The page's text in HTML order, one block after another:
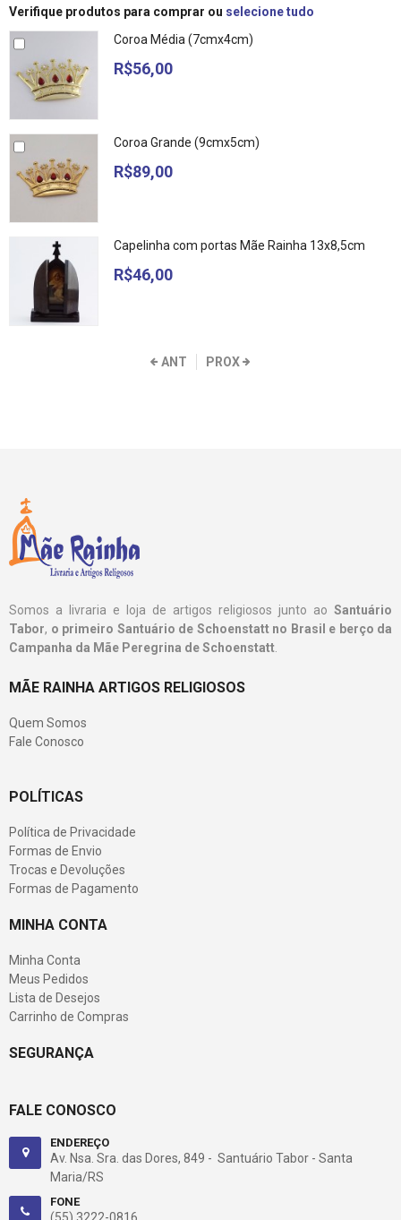
Verifique produtos para comprar ou selecione tudo
Coroa Média (7cmx4cm)
R$56,00
Coroa Grande (9cmx5cm)
R$89,00
Capelinha com portas Mãe Rainha 13x8,5cm
R$46,00
ANT PROX
Somos a livraria e loja de artigos religiosos junto ao Santuário
Tabor, o primeiro Santuário de Schoenstatt no Brasil e berço da
Campanha da Mãe Peregrina de Schoenstatt
MÃE RAINHA ARTIGOS RELIGIOSOS
Quem Somos
Fale Conosco
POLÍTICAS
Política de Privacidade
Formas de Envio
Trocas e Devoluções
Formas de Pagamento
MINHA CONTA
Minha Conta
Meus Pedidos
Lista de Desejos
Carrinho de Compras
SEGURANÇA
FALE CONOSCO
ENDEREÇO
Av. Nsa. Sra. das Dores, 849 - Santuário Tabor - Santa
Maria/RS
FONE